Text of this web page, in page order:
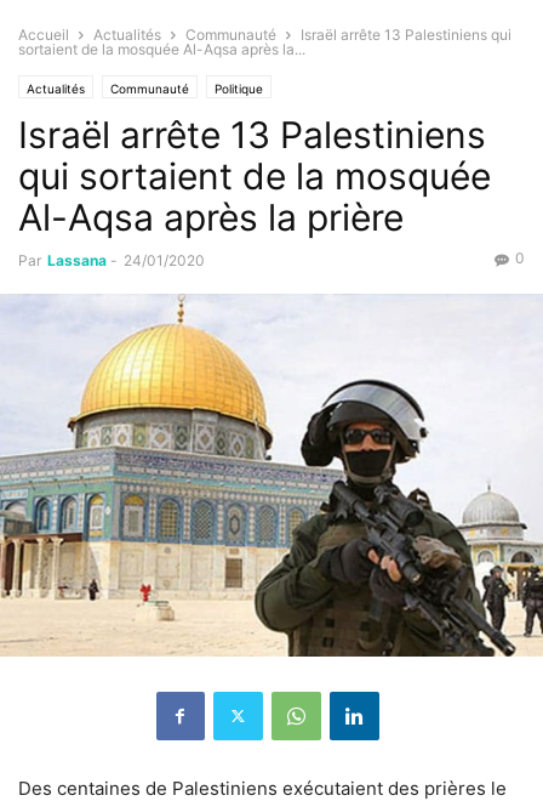
Accueil Actualités Communauté
Israël arrête 13 Palestiniens qui
sortaient de la mosquée Al-Aqsa après la...
Actualités Communauté Politique
Israël arrête 13 Palestiniens
qui sortaient de la mosquée
Al-Aqsa après la prière
Par Lassana - 24/01/2020 0
Des centaines de Palestiniens exécutaient des prières le